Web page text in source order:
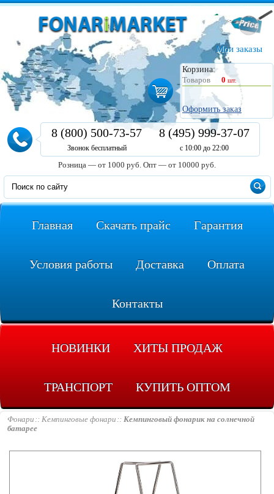
Мои заказы
Корзина:
Товаров
0 шт.
Оформить заказ
8 (800) 500-73-57
Звонок бесплатный
8 (495) 999-37-07
с 10:00 до 22:00
Розница — от 1000 руб. Опт — от 10000 руб.
Главная Скачать прайс Гарантия
Условия работы Доставка Оплата
Контакты
НОВИНКИ ХИТЫ ПРОДАЖ
ТРАНСПОРТ КУПИТЬ ОПТОМ
Фонари Кемпинговые фонари
Кемпинговый фонарик на солнечной
батарее